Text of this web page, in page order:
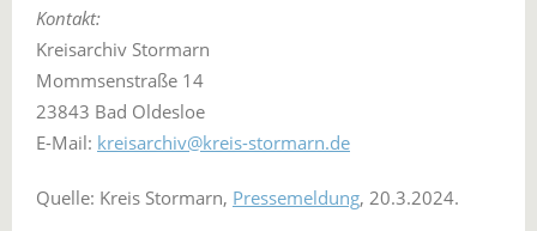
Kontakt:
Kreisarchiv Stormarn
Mommsenstraße 14
23843 Bad Oldesloe
E-Mail: kreisarchiv@kreis-stormarn.de
Quelle: Kreis Stormarn, Pressemeldung, 20.3.2024.